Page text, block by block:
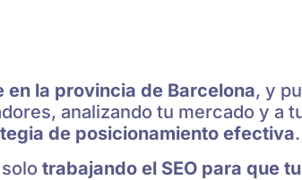
en la provincia de Barcelona, y
analizando tu mercado y a
de posicionamiento efectiva.
trabajando el SEO para que